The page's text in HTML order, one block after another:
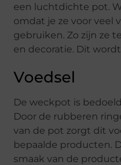
een luchtdichte pot.
omdat je ze voor veel
gebruiken. Zo zijn ze
en decoratie. Dit
Voedsel
De weckpot is
Door de rubberen
van de pot zorgt dit
bepaalde producten.
smaak van de